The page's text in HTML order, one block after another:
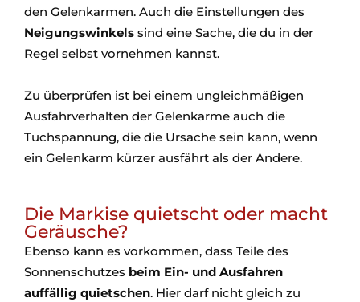
den Gelenkarmen. Auch die Einstellungen des
Neigungswinkels sind eine Sache, die du in der
Regel selbst vornehmen kannst.
Zu überprüfen ist bei einem ungleichmäßigen
Ausfahrverhalten der Gelenkarme auch die
Tuchspannung, die die Ursache sein kann, wenn
ein Gelenkarm kürzer ausfährt als der Andere.
Die Markise quietscht oder macht
Geräusche?
Ebenso kann es vorkommen, dass Teile des
Sonnenschutzes beim Ein- und Ausfahren
auffällig quietschen. Hier darf nicht gleich zu